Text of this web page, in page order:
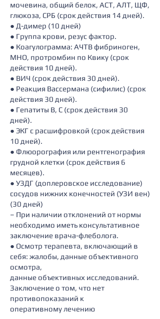
мочевина, общий белок, АСТ, АЛТ, ЩФ,
глюкоза, СРБ (срок действия 14 дней).
● Д-димер (10 дней)
● Группа крови, резус фактор.
● Коагулограмма: АЧТВ фибриноген,
МНО, протромбин по Квику (срок
действия 10 дней).
● ВИЧ (срок действия 30 дней).
● Реакция Вассермана (сифилис) (срок
действия 30 дней).
● Гепатиты В, С (срок действия 30
дней).
● ЭКГ с расшифровкой (срок действия
10 дней).
● Флюорография или рентгенография
грудной клетки (срок действия 6
месяцев).
● УЗДГ (доплеровское исследование)
сосудов нижних конечностей (УЗИ вен)
(30 дней)
– При наличии отклонений от нормы
необходимо иметь консультативное
заключение врача-флеболога.
● Осмотр терапевта, включающий в
себя: жалобы, данные объективного
осмотра,
данные объективных исследований.
Заключение о том, что нет
противопоказаний к
оперативному лечению